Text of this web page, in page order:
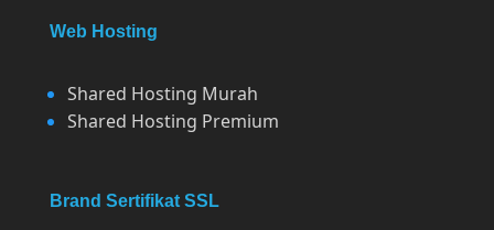
Web Hosting
Shared Hosting Murah
Shared Hosting Premium
Brand Sertifikat SSL